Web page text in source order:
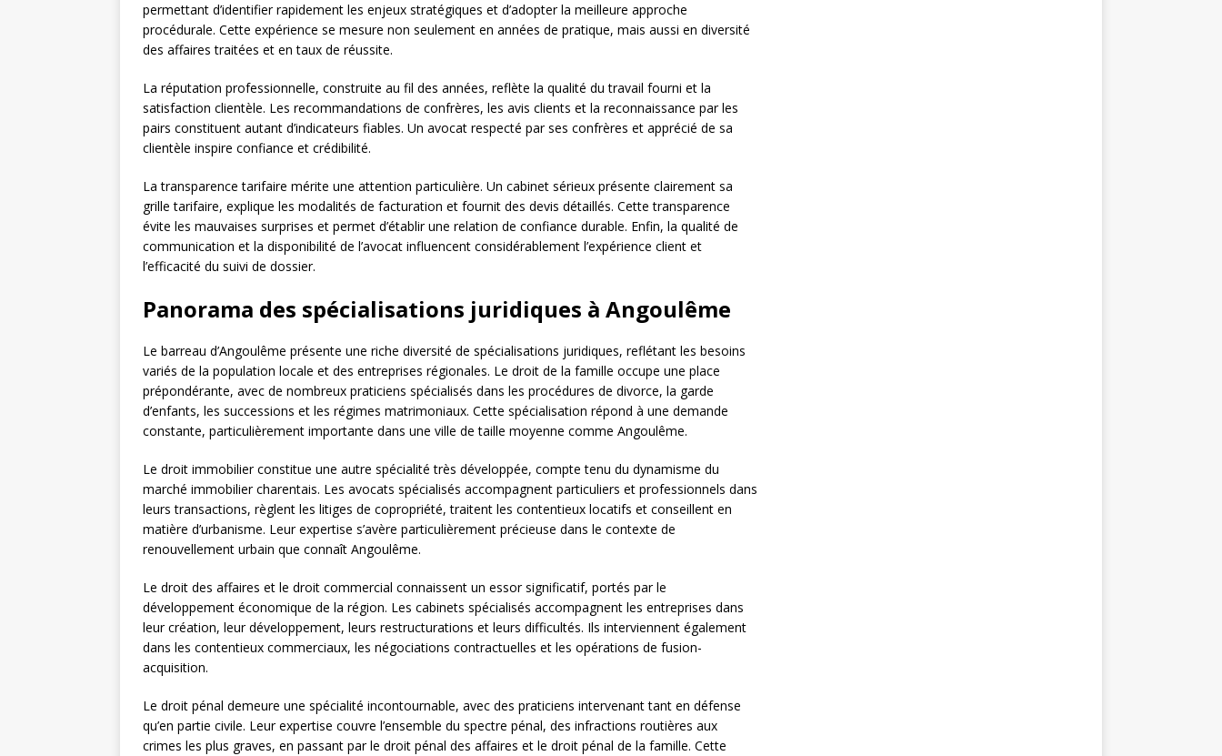
permettant d’identifier rapidement les enjeux stratégiques et d’adopter la meilleure approche
procédurale. Cette expérience se mesure non seulement en années de pratique, mais aussi en diversité
des affaires traitées et en taux de réussite.
La réputation professionnelle, construite au fil des années, reflète la qualité du travail fourni et la
satisfaction clientèle. Les recommandations de confrères, les avis clients et la reconnaissance par les
pairs constituent autant d’indicateurs fiables. Un avocat respecté par ses confrères et apprécié de sa
clientèle inspire confiance et crédibilité.
La transparence tarifaire mérite une attention particulière. Un cabinet sérieux présente clairement sa
grille tarifaire, explique les modalités de facturation et fournit des devis détaillés. Cette transparence
évite les mauvaises surprises et permet d’établir une relation de confiance durable. Enfin, la qualité de
communication et la disponibilité de l’avocat influencent considérablement l’expérience client et
l’efficacité du suivi de dossier.
Panorama des spécialisations juridiques à Angoulême
Le barreau d’Angoulême présente une riche diversité de spécialisations juridiques, reflétant les besoins
variés de la population locale et des entreprises régionales. Le droit de la famille occupe une place
prépondérante, avec de nombreux praticiens spécialisés dans les procédures de divorce, la garde
d’enfants, les successions et les régimes matrimoniaux. Cette spécialisation répond à une demande
constante, particulièrement importante dans une ville de taille moyenne comme Angoulême.
Le droit immobilier constitue une autre spécialité très développée, compte tenu du dynamisme du
marché immobilier charentais. Les avocats spécialisés accompagnent particuliers et professionnels dans
leurs transactions, règlent les litiges de copropriété, traitent les contentieux locatifs et conseillent en
matière d’urbanisme. Leur expertise s’avère particulièrement précieuse dans le contexte de
renouvellement urbain que connaît Angoulême.
Le droit des affaires et le droit commercial connaissent un essor significatif, portés par le
développement économique de la région. Les cabinets spécialisés accompagnent les entreprises dans
leur création, leur développement, leurs restructurations et leurs difficultés. Ils interviennent également
dans les contentieux commerciaux, les négociations contractuelles et les opérations de fusion-
acquisition.
Le droit pénal demeure une spécialité incontournable, avec des praticiens intervenant tant en défense
qu’en partie civile. Leur expertise couvre l’ensemble du spectre pénal, des infractions routières aux
crimes les plus graves, en passant par le droit pénal des affaires et le droit pénal de la famille. Cette